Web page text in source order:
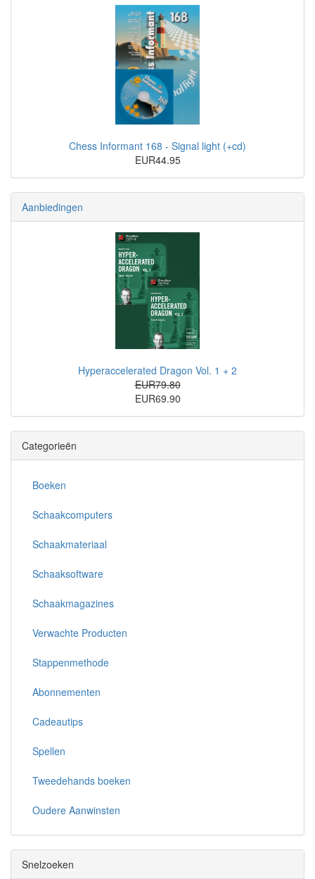
Chess Informant 168 - Signal light (+cd)
EUR44.95
Aanbiedingen
Hyperaccelerated Dragon Vol. 1 + 2
EUR79.80
EUR69.90
Categorieën
Boeken
Schaakcomputers
Schaakmateriaal
Schaaksoftware
Schaakmagazines
Verwachte Producten
Stappenmethode
Abonnementen
Cadeautips
Spellen
Tweedehands boeken
Oudere Aanwinsten
Snelzoeken